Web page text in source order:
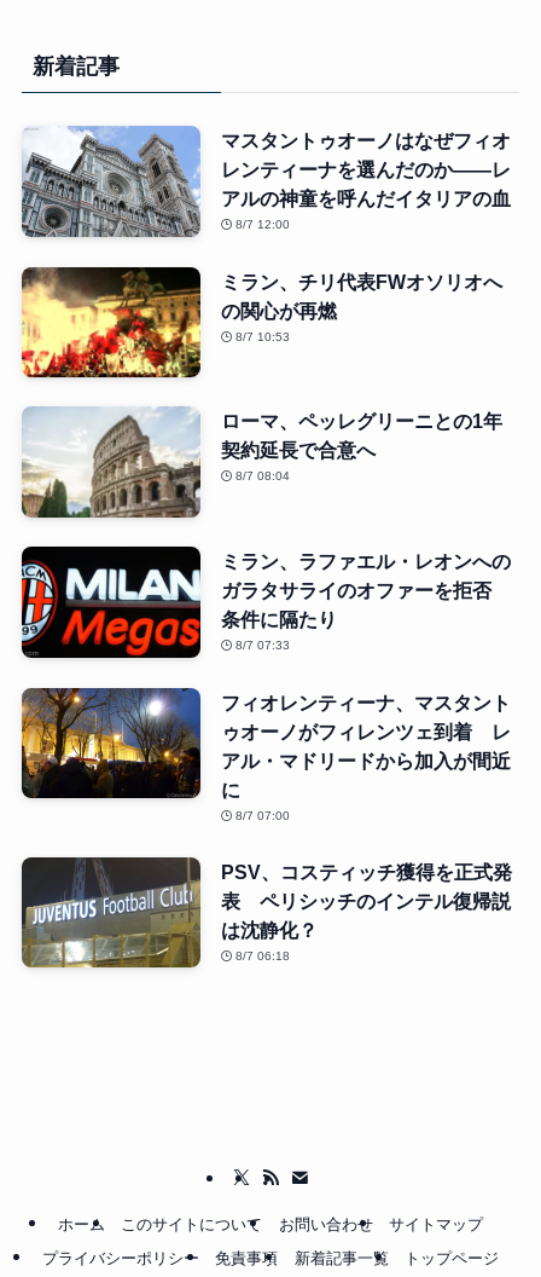
新着記事
マスタントゥオーノはなぜフィオ
レンティーナを選んだのか――レ
アルの神童を呼んだイタリアの血
8/7 12:00
ミラン、チリ代表FWオソリオへ
の関心が再燃
8/7 10:53
ローマ、ペッレグリーニとの1年
契約延長で合意へ
8/7 08:04
ミラン、ラファエル・レオンへの
ガラタサライのオファーを拒否
条件に隔たり
8/7 07:33
フィオレンティーナ、マスタント
ゥオーノがフィレンツェ到着 レ
アル・マドリードから加入が間近
に
8/7 07:00
PSV、コスティッチ獲得を正式発
表 ペリシッチのインテル復帰説
は沈静化？
8/7 06:18
ホーム このサイトについて お問い合わせ
サイトマップ
プライバシーポリシー
免責事項 新着記事一覧 トップページ